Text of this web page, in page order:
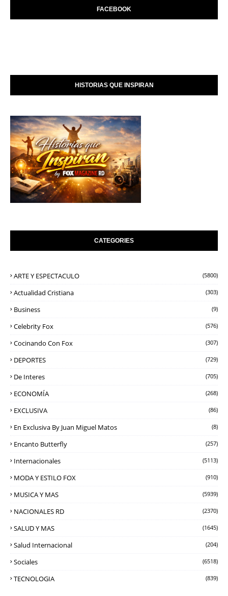
FACEBOOK
HISTORIAS QUE INSPIRAN
CATEGORIES
ARTE Y ESPECTACULO (5800)
Actualidad Cristiana (303)
Business (9)
Celebrity Fox (576)
Cocinando Con Fox (307)
DEPORTES (729)
De Interes (705)
ECONOMÍA (268)
EXCLUSIVA (86)
En Exclusiva By Juan Miguel Matos (8)
Encanto Butterfly (257)
Internacionales (5113)
MODA Y ESTILO FOX (910)
MUSICA Y MAS (5939)
NACIONALES RD (2370)
SALUD Y MAS (1645)
Salud Internacional (204)
Sociales (6518)
TECNOLOGIA (839)